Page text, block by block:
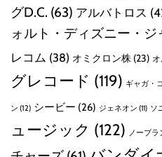
グD.C. (63) アルバトロス
ォルト・ディズニー・ジ
レコム (38) オミクロン株 (23)
グレコード (119) ギャガ・
ン (12) シービー (26) ジェネオン (11) ソ
ュージック (122) ノーブラ